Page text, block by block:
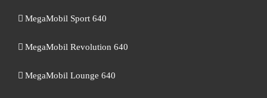
MegaMobil Sport 640
MegaMobil Revolution 640
MegaMobil Lounge 640